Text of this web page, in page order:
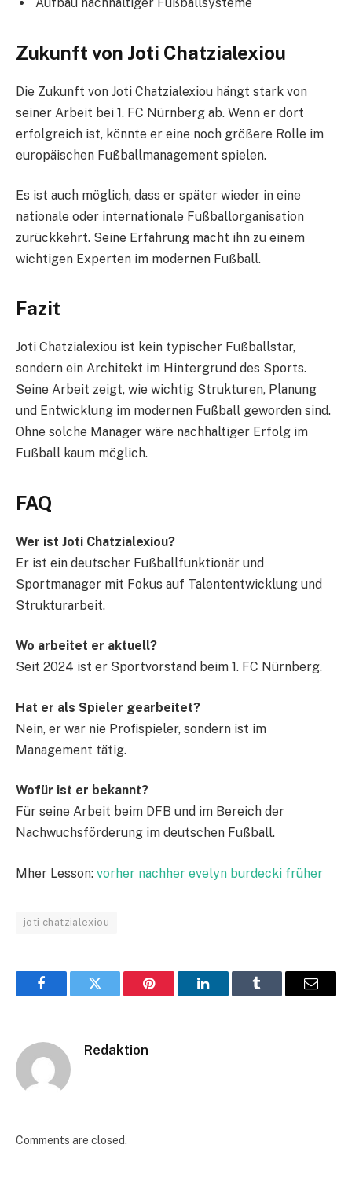
Aufbau nachhaltiger Fußballsysteme
Zukunft von Joti Chatzialexiou
Die Zukunft von Joti Chatzialexiou hängt stark von
seiner Arbeit bei 1. FC Nürnberg ab. Wenn er dort
erfolgreich ist, könnte er eine noch größere Rolle im
europäischen Fußballmanagement spielen.
Es ist auch möglich, dass er später wieder in eine
nationale oder internationale Fußballorganisation
zurückkehrt. Seine Erfahrung macht ihn zu einem
wichtigen Experten im modernen Fußball.
Fazit
Joti Chatzialexiou ist kein typischer Fußballstar,
sondern ein Architekt im Hintergrund des Sports.
Seine Arbeit zeigt, wie wichtig Strukturen, Planung
und Entwicklung im modernen Fußball geworden sind.
Ohne solche Manager wäre nachhaltiger Erfolg im
Fußball kaum möglich.
FAQ
Wer ist Joti Chatzialexiou?
Er ist ein deutscher Fußballfunktionär und
Sportmanager mit Fokus auf Talententwicklung und
Strukturarbeit.
Wo arbeitet er aktuell?
Seit 2024 ist er Sportvorstand beim 1. FC Nürnberg.
Hat er als Spieler gearbeitet?
Nein, er war nie Profispieler, sondern ist im
Management tätig.
Wofür ist er bekannt?
Für seine Arbeit beim DFB und im Bereich der
Nachwuchsförderung im deutschen Fußball.
Mher Lesson: vorher nachher evelyn burdecki früher
joti chatzialexiou
FacebookTwitter Pinterest LinkedInTumblr Email
Redaktion
Comments are closed.